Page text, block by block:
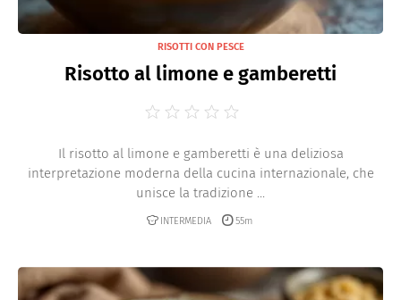
RISOTTI CON PESCE
Risotto al limone e gamberetti
Il risotto al limone e gamberetti è una deliziosa
interpretazione moderna della cucina internazionale, che
unisce la tradizione ...
INTERMEDIA 55m